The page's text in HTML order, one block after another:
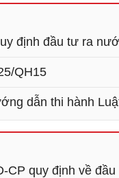
định đầu tư ra
QH15
dẫn thi hành
CP quy định về